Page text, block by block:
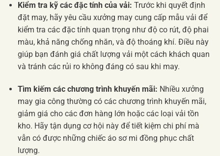
Kiểm tra kỹ các đặc tính của vải: Trước khi quyết định
đặt may, hãy yêu cầu xưởng may cung cấp mẫu vải để
kiểm tra các đặc tính quan trọng như độ co rút, độ phai
màu, khả năng chống nhăn, và độ thoáng khí. Điều này
giúp bạn đánh giá chất lượng vải một cách khách quan
và tránh các rủi ro không đáng có sau khi may.
Tìm kiếm các chương trình khuyến mãi: Nhiều xưởng
may gia công thường có các chương trình khuyến mãi,
giảm giá cho các đơn hàng lớn hoặc các loại vải tồn
kho. Hãy tận dụng cơ hội này để tiết kiệm chi phí mà
vẫn có được những chiếc áo sơ mi đồng phục chất
lượng.